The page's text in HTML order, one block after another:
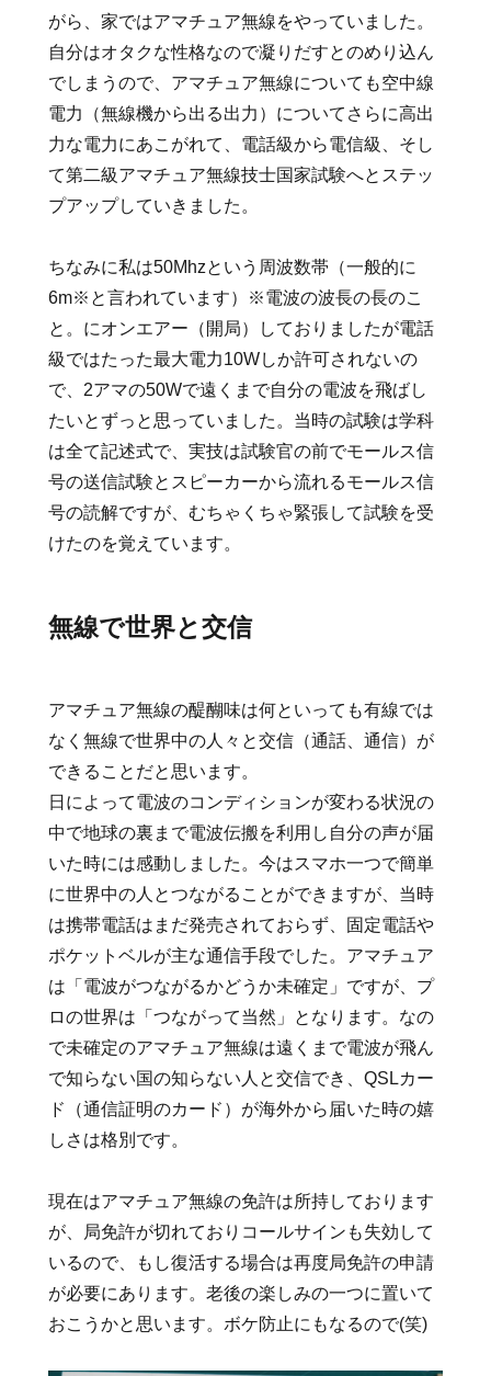
がら、家ではアマチュア無線をやっていました。
自分はオタクな性格なので凝りだすとのめり込ん
でしまうので、アマチュア無線についても空中線
電力（無線機から出る出力）についてさらに高出
力な電力にあこがれて、電話級から電信級、そし
て第二級アマチュア無線技士国家試験へとステッ
プアップしていきました。
ちなみに私は50Mhzという周波数帯（一般的に
6m※と言われています）※電波の波長の長のこ
と。にオンエアー（開局）しておりましたが電話
級ではたった最大電力10Wしか許可されないの
で、2アマの50Wで遠くまで自分の電波を飛ばし
たいとずっと思っていました。当時の試験は学科
は全て記述式で、実技は試験官の前でモールス信
号の送信試験とスピーカーから流れるモールス信
号の読解ですが、むちゃくちゃ緊張して試験を受
けたのを覚えています。
無線で世界と交信
アマチュア無線の醍醐味は何といっても有線では
なく無線で世界中の人々と交信（通話、通信）が
できることだと思います。
日によって電波のコンディションが変わる状況の
中で地球の裏まで電波伝搬を利用し自分の声が届
いた時には感動しました。今はスマホ一つで簡単
に世界中の人とつながることができますが、当時
は携帯電話はまだ発売されておらず、固定電話や
ポケットベルが主な通信手段でした。アマチュア
は「電波がつながるかどうか未確定」ですが、プ
ロの世界は「つながって当然」となります。なの
で未確定のアマチュア無線は遠くまで電波が飛ん
で知らない国の知らない人と交信でき、QSLカー
ド（通信証明のカード）が海外から届いた時の嬉
しさは格別です。
現在はアマチュア無線の免許は所持しております
が、局免許が切れておりコールサインも失効して
いるので、もし復活する場合は再度局免許の申請
が必要にあります。老後の楽しみの一つに置いて
おこうかと思います。ボケ防止にもなるので(笑)